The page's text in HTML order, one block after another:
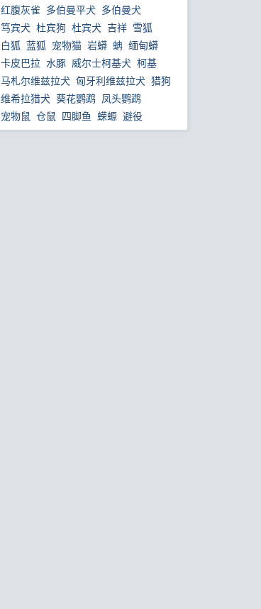
红腹灰雀 多伯曼平犬 多伯曼犬
笃宾犬 杜宾狗 杜宾犬 吉祥 雪狐
白狐 蓝狐 宠物猫 岩蟒 蚺 缅甸蟒
卡皮巴拉 水豚 威尔士柯基犬 柯基
马札尔维兹拉犬 匈牙利维兹拉犬 猎狗
维希拉猎犬 葵花鹦鹉 凤头鹦鹉
宠物鼠 仓鼠 四脚鱼 蝾螈 避役